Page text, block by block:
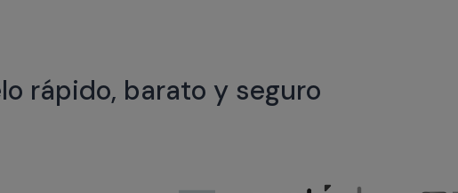
rápido, barato y seguro